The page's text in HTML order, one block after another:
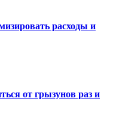
расходы и
от грызунов раз и